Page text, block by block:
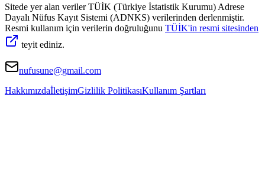
Sitede yer alan veriler TÜİK (Türkiye İstatistik Kurumu) Adrese
Dayalı Nüfus Kayıt Sistemi (ADNKS) verilerinden derlenmiştir.
Resmi kullanım için verilerin doğruluğunu TÜİK'in resmi sitesinden
teyit ediniz.
nufusune@gmail.com
HakkımızdaİletişimGizlilik PolitikasıKullanım Şartları